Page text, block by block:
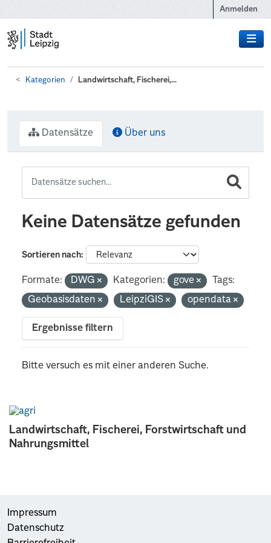
Anmelden
Kategorien Landwirtschaft, Fischerei,...
Landwirtschaft, Fischerei, Forstwirtschaft und
Nahrungsmittel
Datensätze Über uns
Keine Datensätze gefunden
Sortieren nach
Formate: DWG Kategorien: gove
Tags:
Geobasisdaten
LeipziGIS opendata
Ergebnisse filtern
Bitte versuch es mit einer anderen Suche.
Impressum
Datenschutz